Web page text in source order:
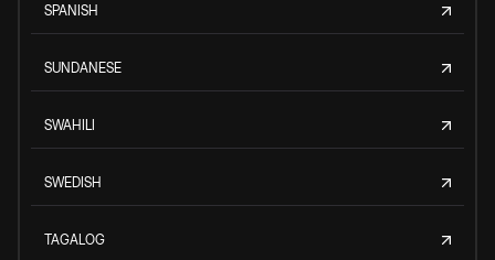
SPANISH
SUNDANESE
SWAHILI
SWEDISH
TAGALOG